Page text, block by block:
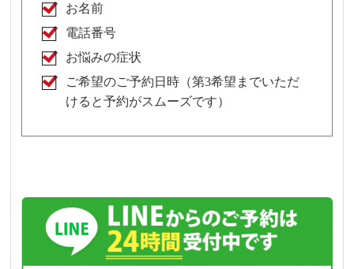
お名前
電話番号
お悩みの症状
ご希望のご予約日時（第3希望までいただ
けると予約がスムーズです）